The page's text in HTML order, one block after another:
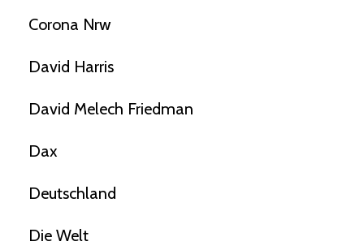
Corona Nrw
David Harris
David Melech Friedman
Dax
Deutschland
Die Welt